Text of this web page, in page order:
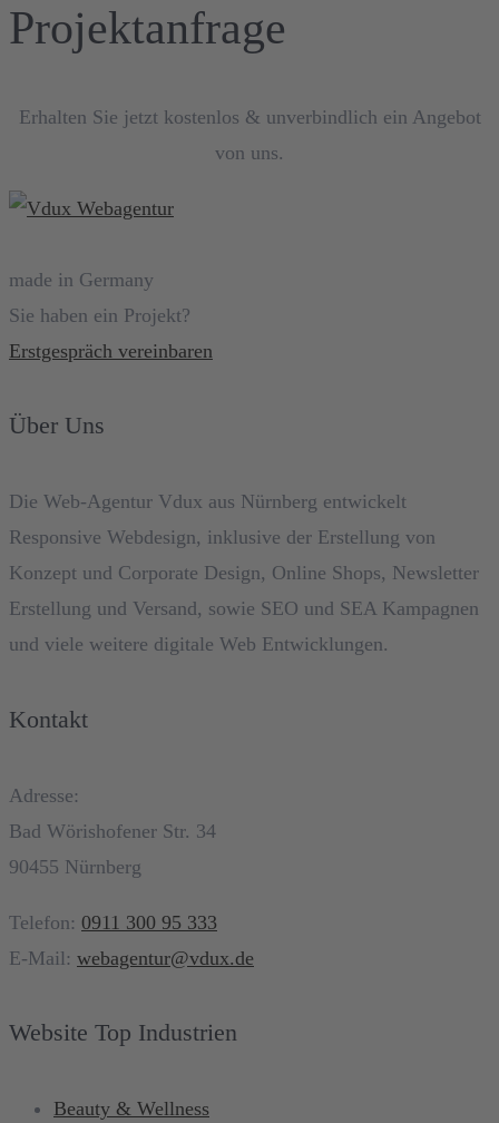
Projektanfrage
Erhalten Sie jetzt kostenlos & unverbindlich ein Angebot
von uns.
made in Germany
Sie haben ein Projekt?
Erstgespräch vereinbaren
Über Uns
Die Web-Agentur Vdux aus Nürnberg entwickelt
Responsive Webdesign, inklusive der Erstellung von
Konzept und Corporate Design, Online Shops, Newsletter
Erstellung und Versand, sowie SEO und SEA Kampagnen
und viele weitere digitale Web Entwicklungen.
Kontakt
Adresse:
Bad Wörishofener Str. 34
90455 Nürnberg
Telefon: 0911 300 95 333
E-Mail: webagentur@vdux.de
Website Top Industrien
Beauty & Wellness